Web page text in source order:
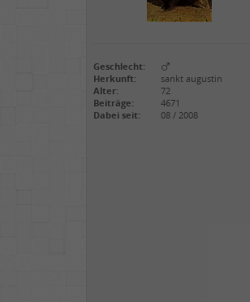
Geschlecht:
Herkunft:
sankt augustin
Alter:
72
Beiträge:
4671
Dabei seit:
08 / 2008